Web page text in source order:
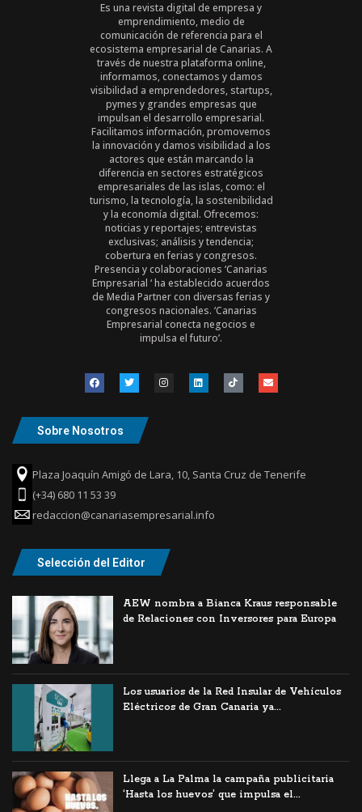
Es una revista digital de empresa y
emprendimiento, medio de
comunicación de referencia para el
ecosistema empresarial de Canarias. A
través de nuestra plataforma online,
informamos, conectamos y damos
visibilidad a emprendedores, startups,
pymes y grandes empresas que
impulsan el desarrollo empresarial.
Facilitamos información, promovemos
la innovación y damos visibilidad a los
actores que están marcando la
diferencia en sectores estratégicos
empresariales de las islas, como: el
turismo, la tecnología, la sostenibilidad
y la economía digital. Ofrecemos:
noticias y reportajes; entrevistas
exclusivas; análisis y tendencia;
cobertura en ferias y congresos.
Presencia y colaboraciones ‘Canarias
Empresarial ‘ ha establecido acuerdos
de Media Partner con diversas ferias y
congresos nacionales. ‘Canarias
Empresarial conecta negocios e
impulsa el futuro’.
Sobre Nosotros
Plaza Joaquín Amigó de Lara, 10, Santa Cruz de Tenerife
(+34) 680 11 53 39
redaccion@canariasempresarial.info
Selección del Editor
AEW nombra a Bianca Kraus responsable
de Relaciones con Inversores para Europa
Los usuarios de la Red Insular de Vehículos
Eléctricos de Gran Canaria ya...
Llega a La Palma la campaña publicitaria
‘Hasta los huevos’ que impulsa el...